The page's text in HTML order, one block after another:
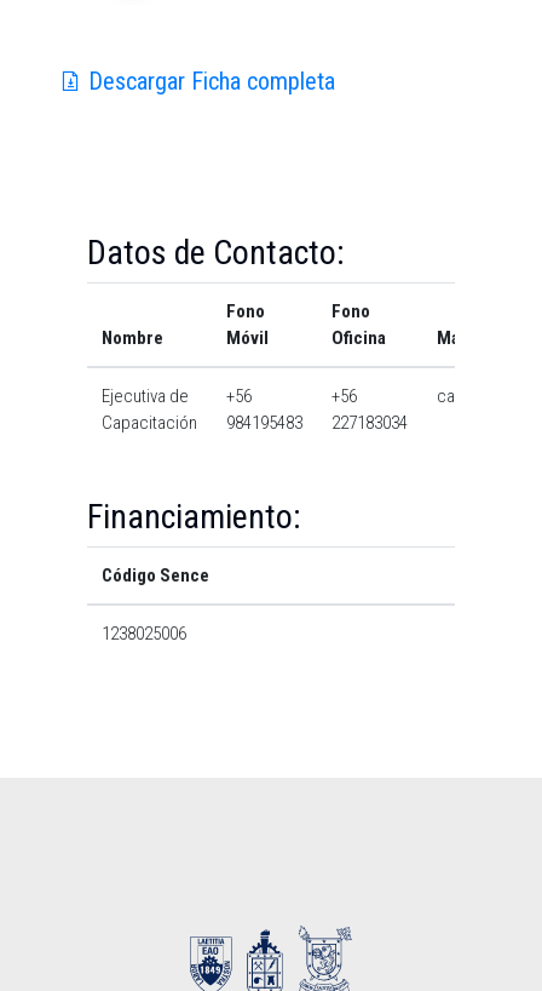
Descargar Ficha completa
Datos de Contacto:
Nombre
Fono
Móvil
Fono
Oficina
Mail
Ejecutiva de
Capacitación
+56
984195483
+56
227183034
cai@usach.cl
Financiamiento:
Código Sence
1238025006